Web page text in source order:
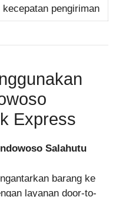
kecepatan pengiriman
Express
Salahutu
barang ke
layanan door-to-